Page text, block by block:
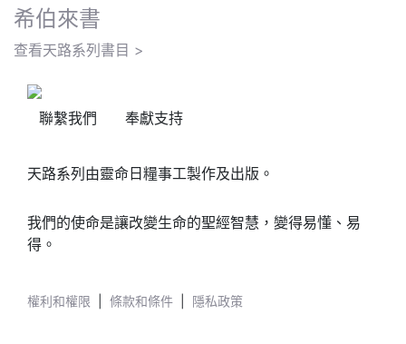
希伯來書
查看天路系列書目 >
聯繫我們 奉獻支持
天路系列由靈命日糧事工製作及出版。
我們的使命是讓改變生命的聖經智慧，變得易懂、易
得。
權利和權限 條款和條件 隱私政策